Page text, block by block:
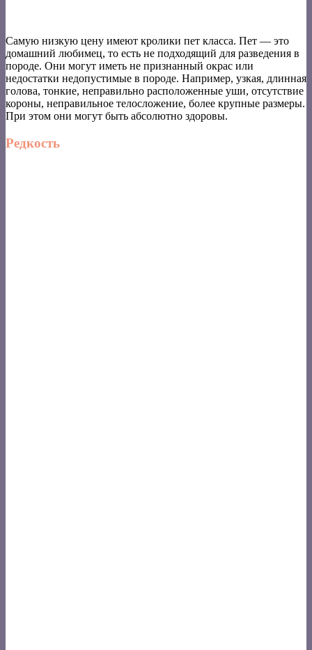
Самую низкую цену имеют кролики пет класса. Пет — это
домашний любимец, то есть не подходящий для разведения в
породе. Они могут иметь не признанный окрас или
недостатки недопустимые в породе. Например, узкая, длинная
голова, тонкие, неправильно расположенные уши, отсутствие
короны, неправильное телосложение, более крупные размеры.
При этом они могут быть абсолютно здоровы.
Редкость